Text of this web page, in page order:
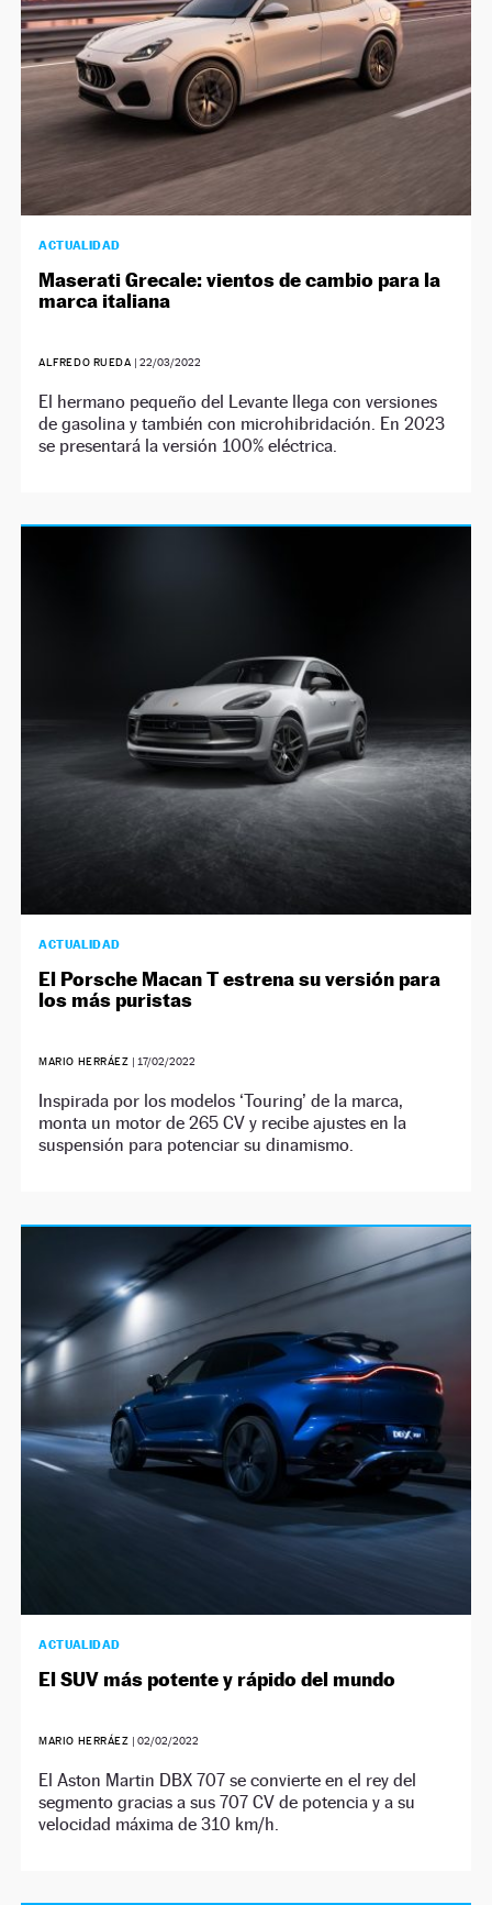
ACTUALIDAD
Maserati Grecale: vientos de cambio para la
marca italiana
ALFREDO RUEDA | 22/03/2022
El hermano pequeño del Levante llega con versiones
de gasolina y también con microhibridación. En 2023
se presentará la versión 100% eléctrica.
ACTUALIDAD
El Porsche Macan T estrena su versión para
los más puristas
MARIO HERRÁEZ | 17/02/2022
Inspirada por los modelos ‘Touring’ de la marca,
monta un motor de 265 CV y recibe ajustes en la
suspensión para potenciar su dinamismo.
ACTUALIDAD
El SUV más potente y rápido del mundo
MARIO HERRÁEZ | 02/02/2022
El Aston Martin DBX 707 se convierte en el rey del
segmento gracias a sus 707 CV de potencia y a su
velocidad máxima de 310 km/h.